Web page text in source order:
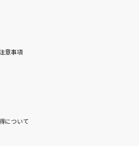
日本版エンドソング)(From
/日本語版)
笏湖へ
意事項
について